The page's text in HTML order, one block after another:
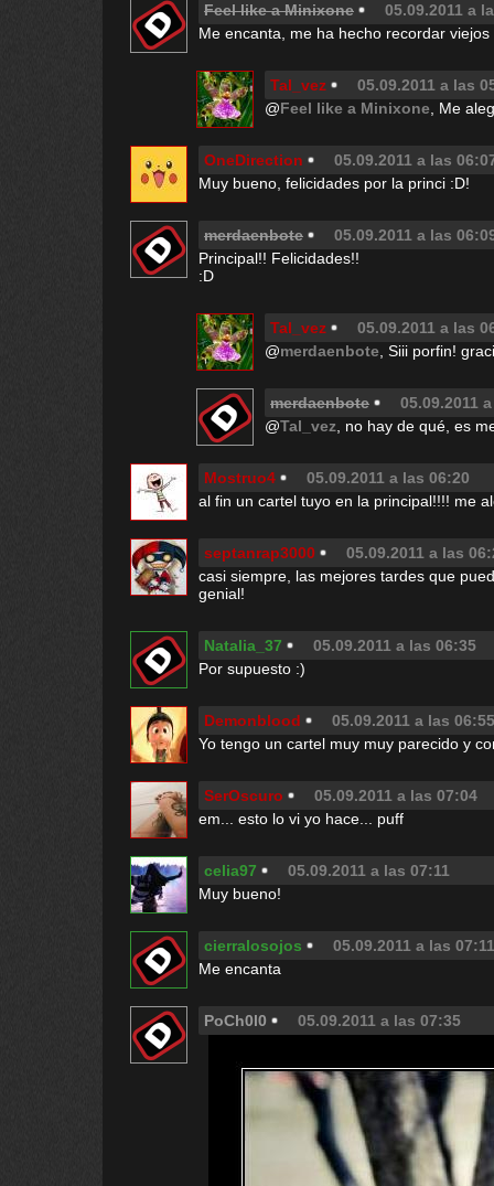
Feel like a Minixone
05.09.2011 a
Me encanta, me ha hecho recordar
Tal_vez
05.09.2011 a las
@Feel like a Minixone , Me
OneDirection
05.09.2011 a las
Muy bueno, felicidades por la princi :D!
merdaenbote
05.09.2011 a las
Principal!! Felicidades!!
:D
Tal_vez
05.09.2011 a las
@merdaenbote , Siii porfin!
merdaenbote
05.09.2011
@Tal_vez , no hay de qué, es
Mostruo4
05.09.2011 a las 06:20
al fin un cartel tuyo en la principal!!!! me
septanrap3000
05.09.2011 a las
casi siempre, las mejores tardes que
genial!
Natalia_37
05.09.2011 a las 06:35
Por supuesto :)
Demonblood
05.09.2011 a las 06:55
Yo tengo un cartel muy muy parecido y
SerOscuro
05.09.2011 a las 07:04
em... esto lo vi yo hace... puff
celia97
05.09.2011 a las 07:11
Muy bueno!
cierralosojos
05.09.2011 a las 07:11
Me encanta
PoCh0l0 05.09.2011 a las 07:35